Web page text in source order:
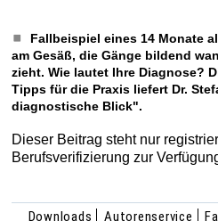
Fallbeispiel eines 14 Monate
am Gesäß, die Gänge bildend
zieht. Wie lautet Ihre Diagnose?
Tipps für die Praxis liefert Dr.
diagnostische Blick".
Dieser Beitrag steht nur
Berufsverifizierung zur
Downloads Autorenservice